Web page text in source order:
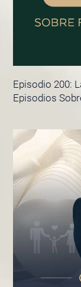
Episodio 200:
Episodios